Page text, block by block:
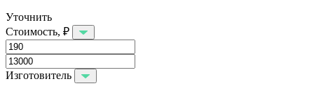
Уточнить
Стоимость, ₽
Изготовитель